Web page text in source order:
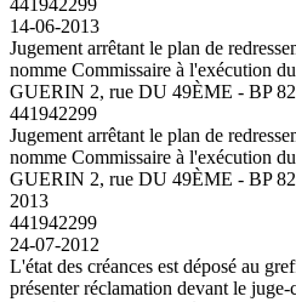
14-06-2013
Jugement arrêtant le plan de
nomme Commissaire à l'exécution
GUERIN 2, rue DU 49ÈME - BP
441942299
Jugement arrêtant le plan de
nomme Commissaire à l'exécution
GUERIN 2, rue DU 49ÈME - BP
2013
441942299
24-07-2012
L'état des créances est déposé au
présenter réclamation devant le